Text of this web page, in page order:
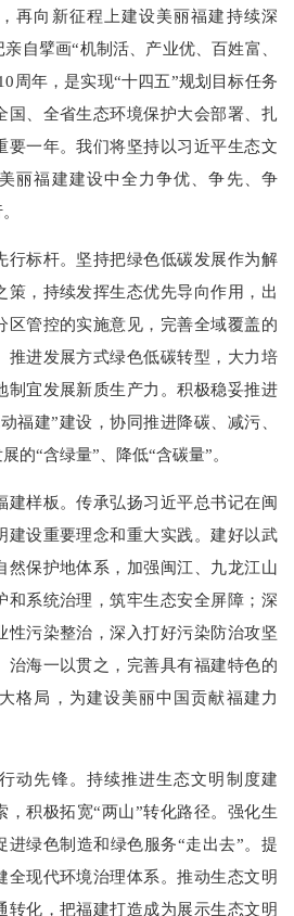
再向新征程上建设美丽福建持续深
自擘画“机制活、产业优、百姓富、
周年，是实现“十四五”规划目标任务
国、全省生态环境保护大会部署、扎
要一年。我们将坚持以习近平生态文
丽福建建设中全力争优、争先、争
标杆。坚持把绿色低碳发展作为解
策，持续发挥生态优先导向作用，出
区管控的实施意见，完善全域覆盖的
推进发展方式绿色低碳转型，大力培
制宜发展新质生产力。积极稳妥推进
福建”建设，协同推进降碳、减污、
的“含绿量”、降低“含碳量”。
样板。传承弘扬习近平总书记在闽
建设重要理念和重大实践。建好以武
然保护地体系，加强闽江、九龙江山
和系统治理，筑牢生态安全屏障；深
性污染整治，深入打好污染防治攻坚
治海一以贯之，完善具有福建特色的
格局，为建设美丽中国贡献福建力
先锋。持续推进生态文明制度建
，积极拓宽“两山”转化路径。强化生
进绿色制造和绿色服务“走出去”。提
全现代环境治理体系。推动生态文明
转化，把福建打造成为展示生态文明